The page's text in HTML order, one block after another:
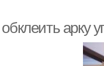
обклеить арку